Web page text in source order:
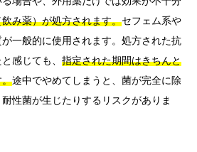
み薬）が処方されます。セフェム系や
一般的に使用されます。処方された抗
感じても、 指定された期間はきちんと
。途中でやめてしまうと、菌が完全に除
性菌が生じたりするリスクがありま